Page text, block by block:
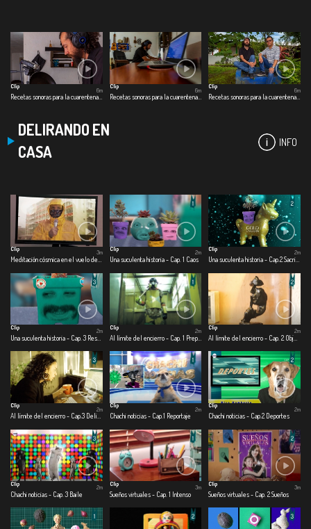
Clip
6m
Clip
Recetas sonoras para la cuarentena - Cap. 2 Dulce de ahuyama
6m
Clip
6m
DELIRANDO EN
CASA
INFO
Clip
3m
Clip
Una suculenta historia - Cap. 1 Caos
2m
Clip
2m
Clip
2m
Clip
Al límite del encierro - Cap. 1 Preparado para la guerra
2m
Clip
2m
Clip
2m
Clip
Chachi noticias - Cap.1 Reportaje
2m
Clip
Chachi noticias - Cap.2 Deportes
2m
Clip
Chachi noticias - Cap. 3 Baile
2m
Clip
Sueños virtuales - Cap. 1 Intenso
3m
Clip
Sueños virtuales - Cap. 2 Sueños
3m